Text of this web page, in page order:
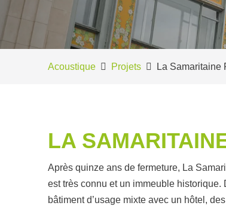
Acoustique Projets La Samaritaine
LA
Après quinze ans de fermeture, La
est très connu et un immeuble historique.
bâtiment d’usage mixte avec un hôtel,